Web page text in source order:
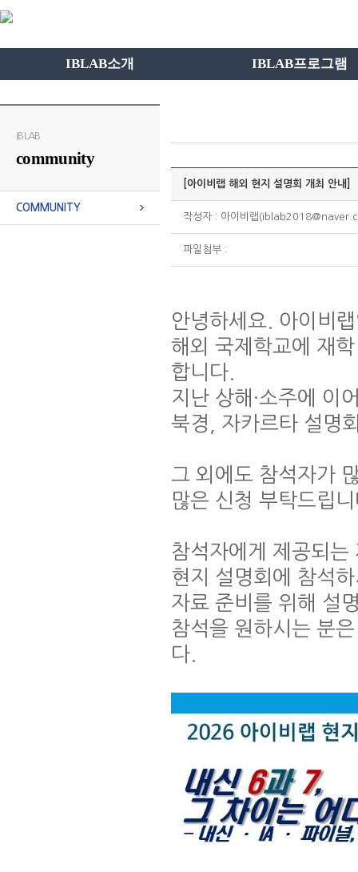
IBLAB소개 IBLAB프로그램
IBLAB
community
COMMUNITY
[아이비랩 해외 현지 설명회 개최 안내]
작성자 : 아이비랩
파일첨부 :
안녕하세요. 아이비
해외 국제학교에 재
합니다.
지난 상해·소주에 이
북경, 자카르타 설명
그 외에도 참석자가
많은 신청 부탁드립
참석자에게 제공되
현지 설명회에 참석
자료 준비를 위해 설
참석을 원하시는 분
다.